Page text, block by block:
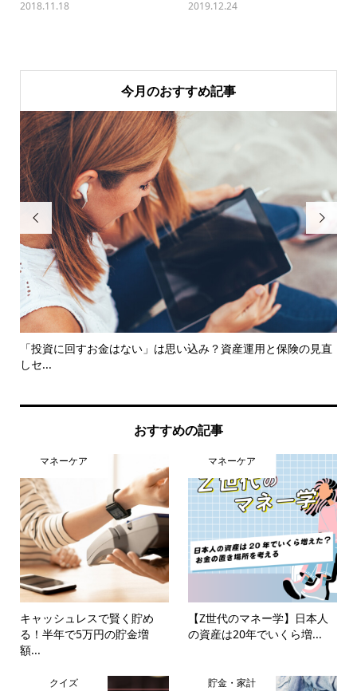
2018.11.18 2019.12.24
今月のおすすめ記事

「投資に回すお金はない」は思い込み？資産運用と保険の見直
しセ...

おすすめの記事
マネーケア
キャッシュレスで賢く貯め
る！半年で5万円の貯金増
額...
マネーケア
【Z世代のマネー学】日本人
の資産は20年でいくら増...
クイズ 貯金・家計